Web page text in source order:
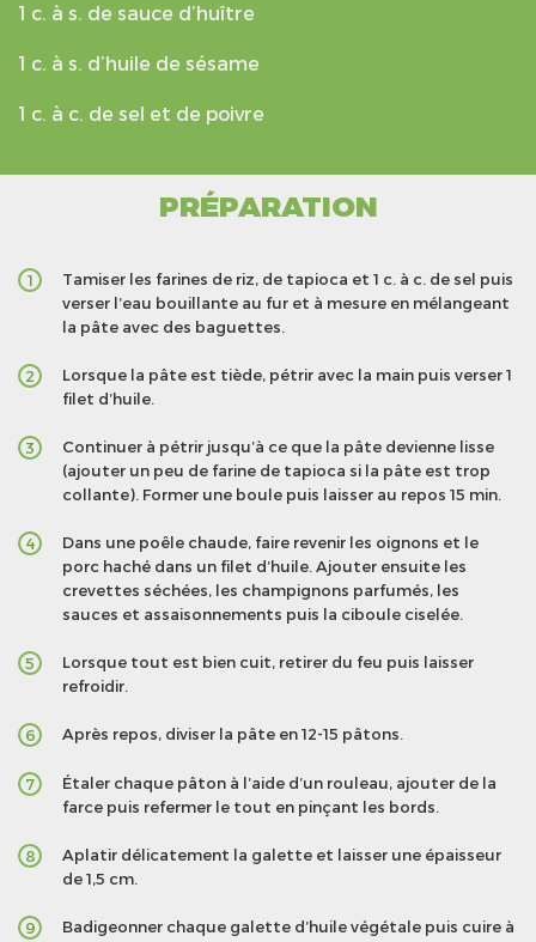
1 c. à s. de sauce d’huître
1 c. à s. d’huile de sésame
1 c. à c. de sel et de poivre
PRÉPARATION
1
Tamiser les farines de riz, de tapioca et 1 c. à c. de sel puis
verser l’eau bouillante au fur et à mesure en mélangeant
la pâte avec des baguettes.
2
Lorsque la pâte est tiède, pétrir avec la main puis verser 1
filet d’huile.
3
Continuer à pétrir jusqu’à ce que la pâte devienne lisse
(ajouter un peu de farine de tapioca si la pâte est trop
collante). Former une boule puis laisser au repos 15 min.
4
Dans une poêle chaude, faire revenir les oignons et le
porc haché dans un filet d’huile. Ajouter ensuite les
crevettes séchées, les champignons parfumés, les
sauces et assaisonnements puis la ciboule ciselée.
5
Lorsque tout est bien cuit, retirer du feu puis laisser
refroidir.
6 Après repos, diviser la pâte en 12-15 pâtons.
7
Étaler chaque pâton à l’aide d’un rouleau, ajouter de la
farce puis refermer le tout en pinçant les bords.
8
Aplatir délicatement la galette et laisser une épaisseur
de 1,5 cm.
9
Badigeonner chaque galette d’huile végétale puis cuire à